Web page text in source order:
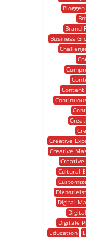
Bloggen
Brand
Business
Content
Creative
Creative
Cultural
Digital
Digitale
Education